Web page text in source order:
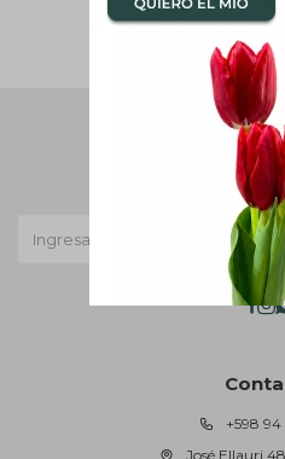
+598
José Ellauri
¡Suscribite y recibí
